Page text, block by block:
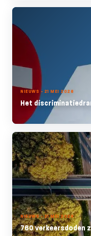
NIEUWS - 21 MEI 2026
Het
NIEUWS - 21 MEI 2026
760 verkeersdoden